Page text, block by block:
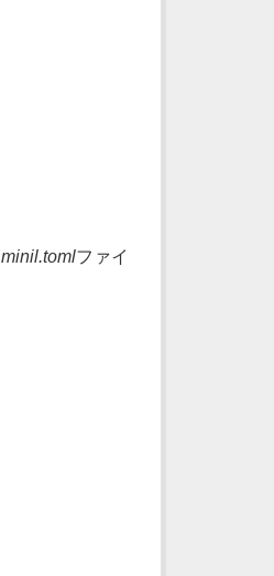
minil.tomlファイ